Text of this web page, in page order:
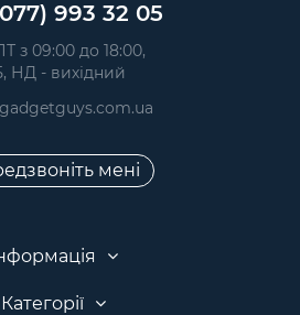
993 32 05
з 09:00 до 18:00,
НД - вихідний
мені
Категорії